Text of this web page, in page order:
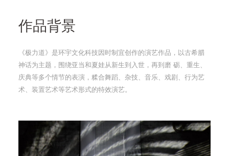
作品背景
《极力道》是环宇文化科技因时制宜创作的演艺作品，以古希腊
神话为主题，围绕亚当和夏娃从新生到入世，再到磨 砺、重生、
庆典等多个情节的表演，糅合舞蹈、杂技、音乐、戏剧、行为艺
术、装置艺术等艺术形式的特效演艺。